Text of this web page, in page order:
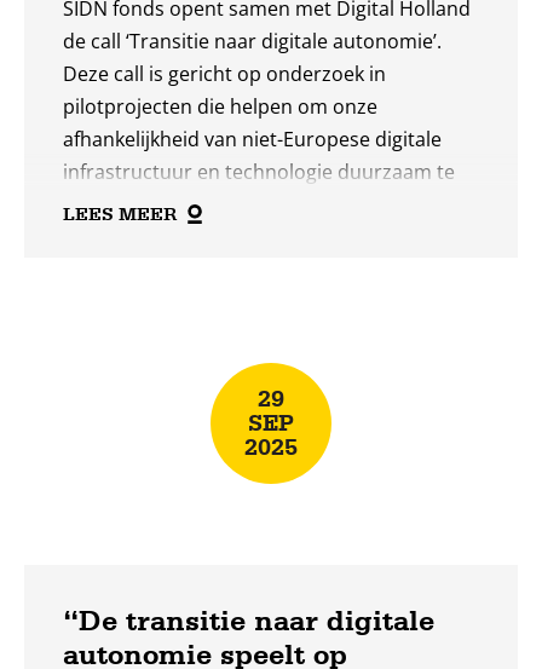
SIDN fonds opent samen met Digital Holland
de call ‘Transitie naar digitale autonomie’.
Deze call is gericht op onderzoek in
pilotprojecten die helpen om onze
afhankelijkheid van niet-Europese digitale
infrastructuur en technologie duurzaam te
verminderen en de transitie naar digitale
projectvoorstel in te dienen is 23 februari
2026 om 13:00 uur.
LEES MEER
29
SEP
2025
“De transitie naar digitale
autonomie speelt op